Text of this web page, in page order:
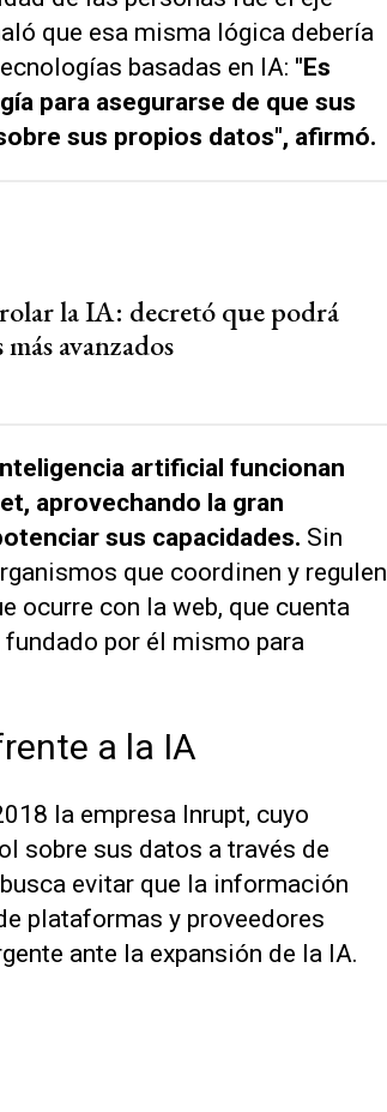
que esa misma lógica debería
basadas en IA: "Es
para asegurarse de que sus
sus propios datos", afirmó.
la IA: decretó que podrá
avanzados
artificial funcionan
aprovechando la gran
sus capacidades. Sin
que coordinen y regulen
ocurre con la web, que cuenta
por él mismo para
a la IA
la empresa Inrupt, cuyo
sobre sus datos a través de
evitar que la información
plataformas y proveedores
ante la expansión de la IA.